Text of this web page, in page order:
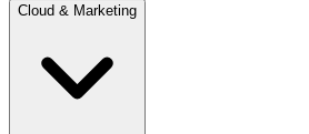
Cloud & Marketing